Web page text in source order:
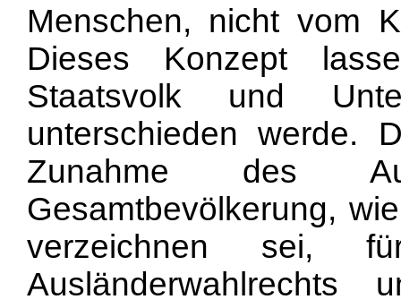
Menschen, nicht vom
Dieses Konzept
Staatsvolk und
unterschieden werde.
Zunahme des
Gesamtbevölkerung,
verzeichnen sei,